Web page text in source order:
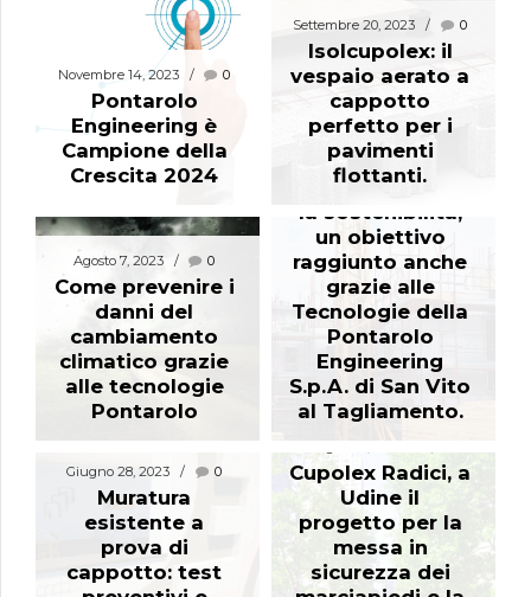
Novembre 14, 2023 0
Pontarolo
Engineering è
Campione della
Crescita 2024
Settembre 20, 2023 0
Isolcupolex: il
vespaio aerato a
cappotto
perfetto per i
pavimenti
flottanti.
Agosto 7, 2023 0
Come prevenire i
danni del
cambiamento
climatico grazie
alle tecnologie
Pontarolo
“Cantiere
Impatto
Sostenibile”:
Assimpredil
Ance riconosce
l’impegno e
l’attenzione di
Ediltre s.r.l. verso
la sostenibilità,
un obiettivo
raggiunto anche
grazie alle
Tecnologie della
Pontarolo
Engineering
S.p.A. di San Vito
al Tagliamento.
Giugno 28, 2023 0
Muratura
esistente a
prova di
cappotto: test
Cupolex Radici, a
Udine il
progetto per la
messa in
sicurezza dei